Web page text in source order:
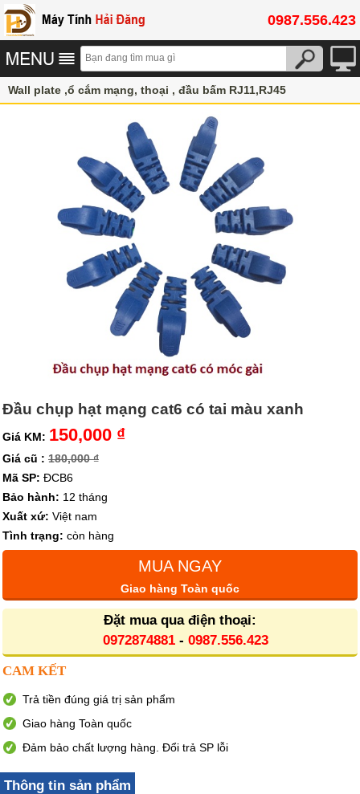
0987.556.423
Wall plate ,ổ cắm mạng, thoại , đầu bấm RJ11,RJ45
Hạt mạng AMP/Commscope Cat 5, Cat 6, Cat6A, Cat7
Đầu chụp hạt mạng cat6 có tai màu xanh
Giá KM: 150,000 ₫
Giá cũ : 180,000 ₫
Mã SP: ĐCB6
Bảo hành: 12 tháng
Xuất xứ: Việt nam
Tình trạng: còn hàng
MUA NGAY
Giao hàng Toàn quốc
Đặt mua qua điện thoại:
0972874881- 0987.556.423
CAM KẾT
Trả tiền đúng giá trị sản phẩm
Giao hàng Toàn quốc
Đảm bảo chất lượng hàng. Đổi trả SP lỗi
Thông tin sản phẩm